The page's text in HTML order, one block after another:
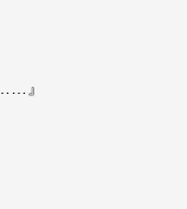
』